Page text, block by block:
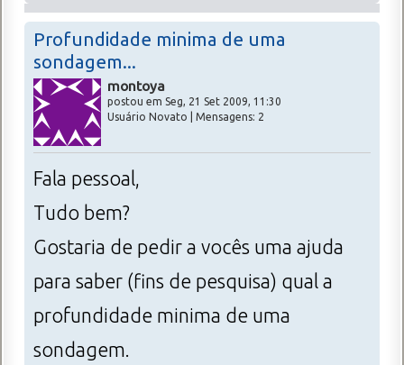
Profundidade minima de uma
sondagem...
montoya
postou em Seg, 21 Set 2009, 11:30
Usuário Novato | Mensagens: 2
Fala pessoal,
Tudo bem?
Gostaria de pedir a vocês uma ajuda
para saber (fins de pesquisa) qual a
profundidade minima de uma
sondagem.